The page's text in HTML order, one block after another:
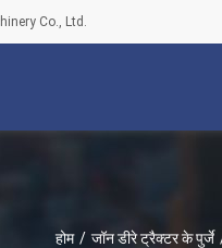
Co., Ltd.
होम / जॉन डीरे ट्रैक्टर के पुर्जे